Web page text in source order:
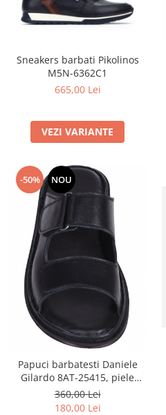
Sneakers barbati Pikolinos
M5N-6362C1
665,00 Lei
VEZI VARIANTE
-50% NOU
Papuci barbatesti Daniele
Gilardo 8AT-25415, piele
naturala
360,00 Lei
180,00 Lei